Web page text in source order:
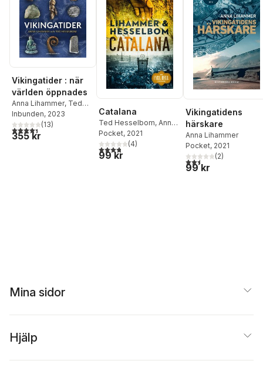
Vikingatider : när
världen öppnades
Anna Lihammer, Ted
Hesselbom
Inbunden, 2023
4,4utav 5 stjärnor. Totalt antal röster:
(13)
355 kr
Catalana
Ted Hesselbom, Anna
Lihammer
Pocket, 2021
3,8utav 5 stjärnor. Totalt antal röster:
(4)
99 kr
Vikingatidens
härskare
Anna Lihammer
Pocket, 2021
2,5utav 5 stjärnor.
(2)
99 kr
Mina sidor
Hjälp